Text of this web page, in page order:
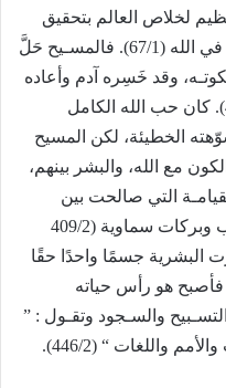
لخلاص العالم بتحقيق
السلام للبشر، وقد كان قديمًا مخفيًا في الله (67/1). فالمسـيح حَلَّ
وقد خَسِره آدم وأعاده
المسيح، وقد صار سيّد الكون (466/2). كان حب الله الكامل
الخطيئة، لكن المسيح
مع الله، والبشر بينهم،
2). وزيّننا بالقيامـة التي صالحت بين
الخلائـق وجددتها كلها (393/2) بمواهب وبركات سماوية (409/2
صيّرت البشرية جسمًا واحدًا حقًا
الذي لبسناه بالعماذ (391/2) فأصبح هو رأس حياته
والسـجود وتقـول : ”
واللغات “ (446/2).